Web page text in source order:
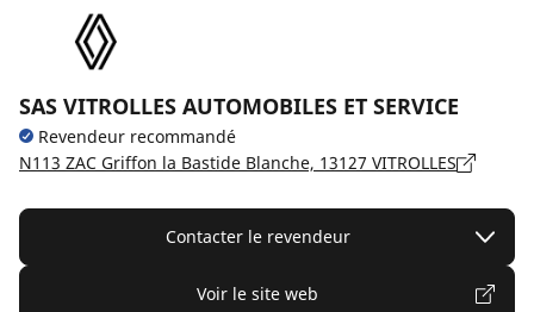
SAS VITROLLES AUTOMOBILES ET SERVICE
Revendeur recommandé
N113 ZAC Griffon la Bastide Blanche, 13127 VITROLLES
Contacter le revendeur
Voir le site web